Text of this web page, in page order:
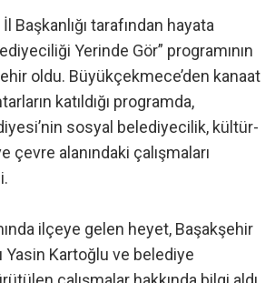
Başkanlığı tarafından hayata
Yerinde Gör” programının
oldu. Büyükçekmece’den kanaat
katıldığı programda,
sosyal belediyecilik, kültür-
çevre alanındaki çalışmaları
ilçeye gelen heyet, Başakşehir
Yasin Kartoğlu ve belediye